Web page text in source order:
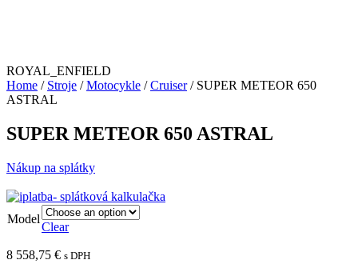
ROYAL_ENFIELD
Home / Stroje /Motocykle /Cruiser/ SUPER METEOR 650
ASTRAL
SUPER METEOR 650 ASTRAL
Nákup na splátky
Model
Clear
8 558,75 € s DPH